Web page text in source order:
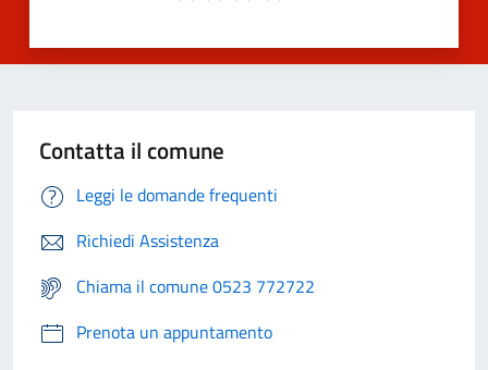
Contatta il comune
Leggi le domande frequenti
Richiedi Assistenza
Chiama il comune 0523 772722
Prenota un appuntamento